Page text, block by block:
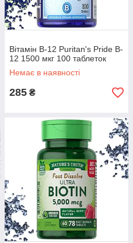
Вітамін B-12 Puritan's Pride B-
12 1500 мкг 100 таблеток
Немає в наявності
285 ₴